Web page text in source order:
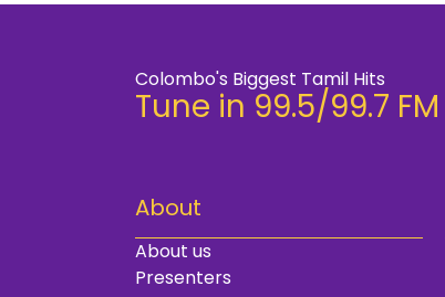
Colombo's Biggest Tamil Hits
Tune in 99.5/99.7 FM
About
About us
Presenters